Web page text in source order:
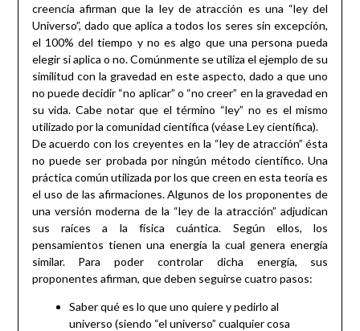
creencia afirman que la ley de atracción es una “ley del
Universo”, dado que aplica a todos los seres sin excepción,
el 100% del tiempo y no es algo que una persona pueda
elegir si aplica o no. Comúnmente se utiliza el ejemplo de su
similitud con la gravedad en este aspecto, dado a que uno
no puede decidir “no aplicar” o “no creer” en la gravedad en
su vida. Cabe notar que el término “ley” no es el mismo
utilizado por la comunidad científica (véase Ley científica).
De acuerdo con los creyentes en la “ley de atracción” ésta
no puede ser probada por ningún método científico. Una
práctica común utilizada por los que creen en esta teoría es
el uso de las afirmaciones. Algunos de los proponentes de
una versión moderna de la “ley de la atracción” adjudican
sus raíces a la física cuántica. Según ellos, los
pensamientos tienen una energía la cual genera energía
similar. Para poder controlar dicha energía, sus
proponentes afirman, que deben seguirse cuatro pasos:
Saber qué es lo que uno quiere y pedirlo al
universo (siendo “el universo” cualquier cosa